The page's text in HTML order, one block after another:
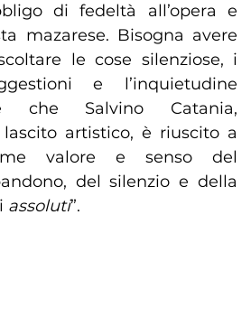
di fedeltà all’opera e
mazarese. Bisogna avere
le cose silenziose, i
e l’inquietudine
che Salvino Catania,
artistico, è riuscito a
valore e senso del
del silenzio e della
assoluti”.